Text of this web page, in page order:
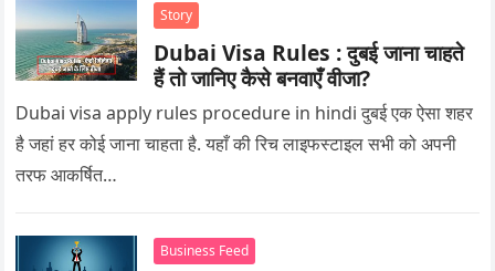
Story
Dubai Visa Rules : दुबई जाना चाहते
हैं तो जानिए कैसे बनवाएँ वीजा?
Dubai visa apply rules procedure in hindi दुबई एक ऐसा शहर
है जहां हर कोई जाना चाहता है. यहाँ की रिच लाइफस्टाइल सभी को अपनी
तरफ आकर्षित…
Business Feed